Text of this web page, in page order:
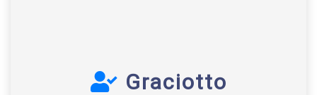
Graciotto